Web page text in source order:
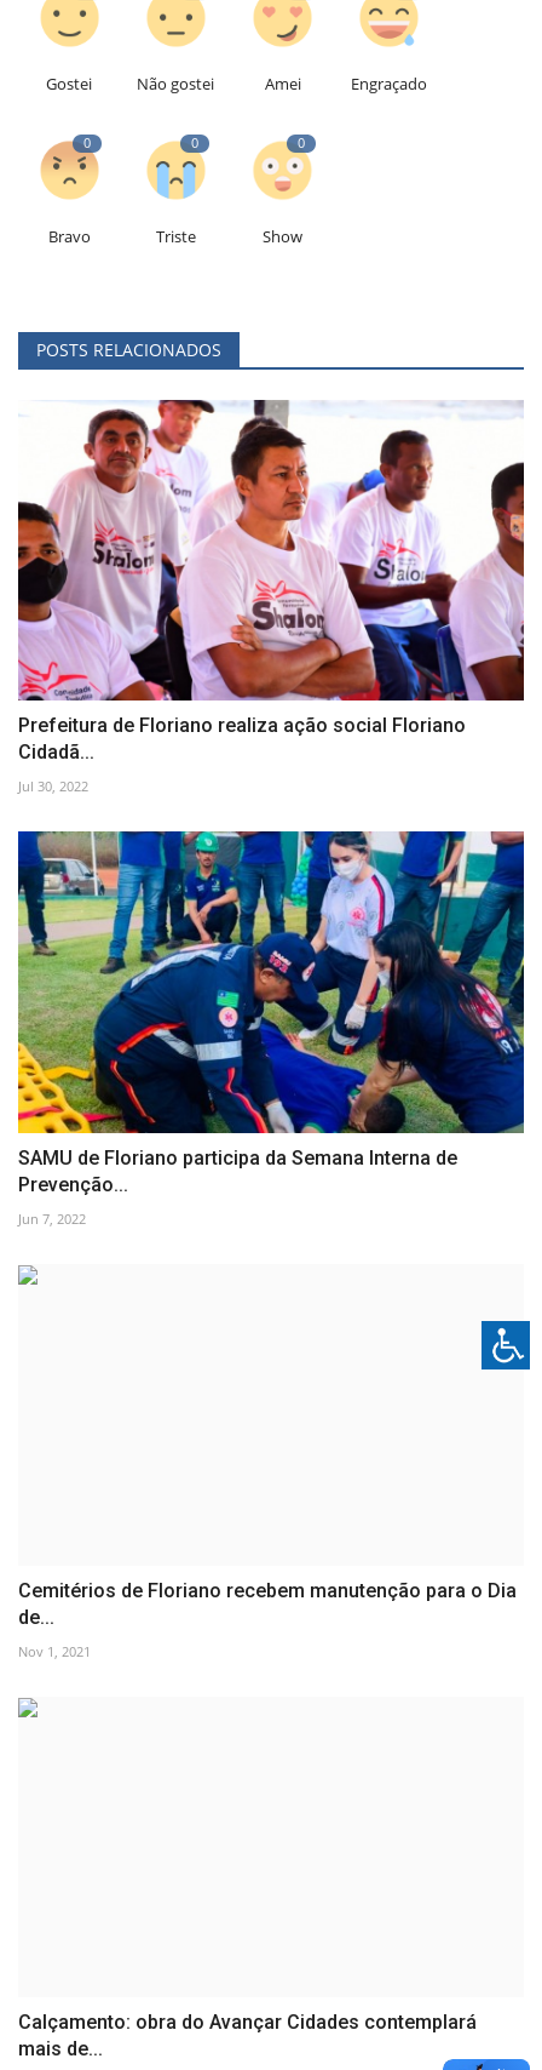
Gostei Não gostei Amei Engraçado
0
Bravo
0
Triste
0
Show
POSTS RELACIONADOS
Prefeitura de Floriano realiza ação social Floriano
Cidadã...
Jul 30, 2022
SAMU de Floriano participa da Semana Interna de
Prevenção...
Jun 7, 2022
Cemitérios de Floriano recebem manutenção para o Dia
de...
Nov 1, 2021
Calçamento: obra do Avançar Cidades contemplará
mais de...